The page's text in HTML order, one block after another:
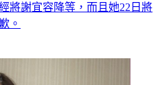
，不滿謝宜容至今尚未出面道
將謝宜容降等，而且她22日將